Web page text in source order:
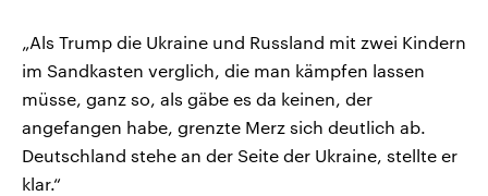
„Als Trump die Ukraine und Russland mit zwei Kindern
im Sandkasten verglich, die man kämpfen lassen
müsse, ganz so, als gäbe es da keinen, der
angefangen habe, grenzte Merz sich deutlich ab.
Deutschland stehe an der Seite der Ukraine, stellte er
klar.“